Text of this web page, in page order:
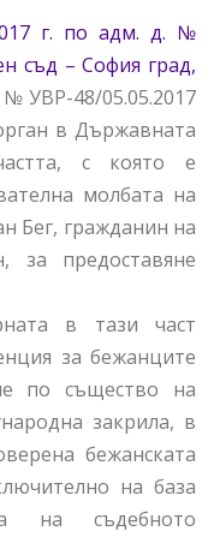
г. по адм. д. №
съд – София град,
УВР-48/05.05.2017
в Държавната
с която е
молбата на
Бег, гражданин на
за предоставяне
в тази част
за бежанците
по същество на
закрила, в
бежанската
на база
на съдебното